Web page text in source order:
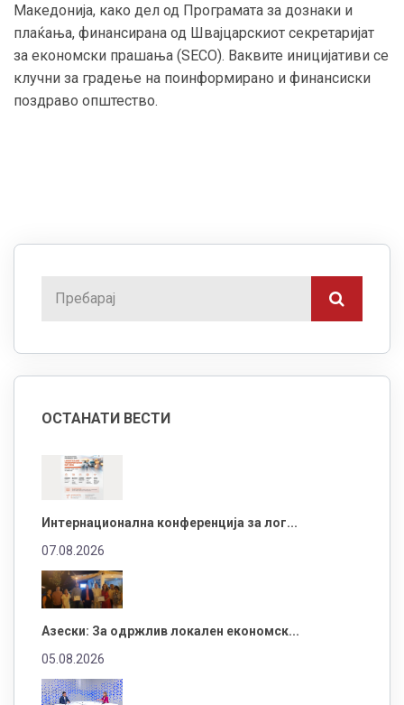
Македонија, како дел од Програмата за дознаки и
плаќања, финансирана од Швајцарскиот секретаријат
за економски прашања (SECO). Ваквите иницијативи се
клучни за градење на поинформирано и финансиски
поздраво општество.
ОСТАНАТИ ВЕСТИ
Интернационална конференција за лог...
07.08.2026
Азески: За одржлив локален економск...
05.08.2026